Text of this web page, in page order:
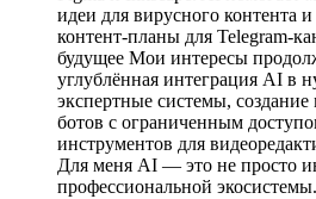
идеи для вирусного контента
контент-планы для Telegram-
будущее Мои интересы
углублённая интеграция AI в
экспертные системы,
ботов с ограниченным
инструментов для
Для меня AI — это не просто
профессиональной экосистемы.